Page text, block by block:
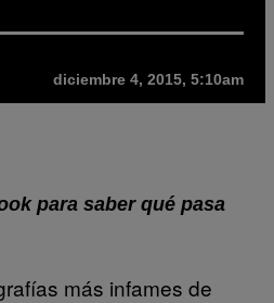
diciembre 4, 2015, 5:10am
para saber qué pasa
más infames de